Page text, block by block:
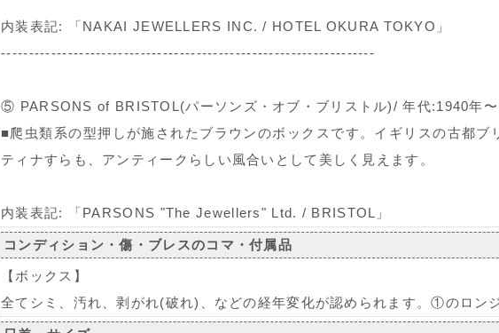
内装表記: 「NAKAI JEWELLERS INC. / HOTEL OKURA TOKYO」
-------------------------------------------------------------------
⑤ PARSONS of BRISTOL(パーソンズ・オブ・ブリストル)/ 年代:1940年〜
■爬虫類系の型押しが施されたブラウンのボックスです。イギリスの古都ブ
ティナすらも、アンティークらしい風合いとして美しく見えます。
内装表記: 「PARSONS "The Jewellers" Ltd. / BRISTOL」
コンディション・傷・ブレスのコマ・付属品
【ボックス】
全てシミ、汚れ、剥がれ(破れ)、などの経年変化が認められます。①のロン